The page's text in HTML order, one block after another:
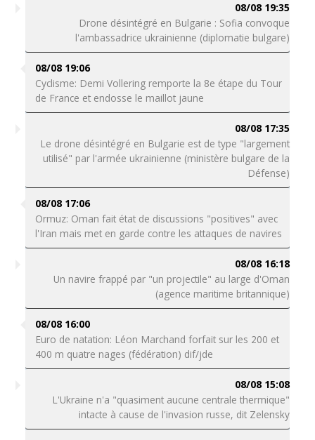
08/08 19:35
Drone désintégré en Bulgarie : Sofia convoque
l'ambassadrice ukrainienne (diplomatie bulgare)
08/08 19:06
Cyclisme: Demi Vollering remporte la 8e étape du Tour
de France et endosse le maillot jaune
08/08 17:35
Le drone désintégré en Bulgarie est de type "largement
utilisé" par l'armée ukrainienne (ministère bulgare de la
Défense)
08/08 17:06
Ormuz: Oman fait état de discussions "positives" avec
l'Iran mais met en garde contre les attaques de navires
08/08 16:18
Un navire frappé par "un projectile" au large d'Oman
(agence maritime britannique)
08/08 16:00
Euro de natation: Léon Marchand forfait sur les 200 et
400 m quatre nages (fédération) dif/jde
08/08 15:08
L'Ukraine n'a "quasiment aucune centrale thermique"
intacte à cause de l'invasion russe, dit Zelensky